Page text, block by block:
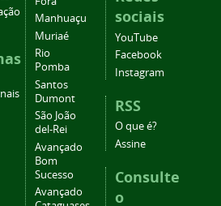
Manhuaçu
Muriaé
Rio
Pomba
Santos
Dumont
São João
del-Rei
Avançado
Bom
Sucesso
Avançado
sociais
YouTube
Facebook
Instagram
RSS
O que é?
Assine
Consulte
o